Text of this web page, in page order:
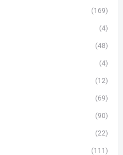
(169)
(4)
(48)
(4)
(12)
(69)
(90)
(22)
(111)